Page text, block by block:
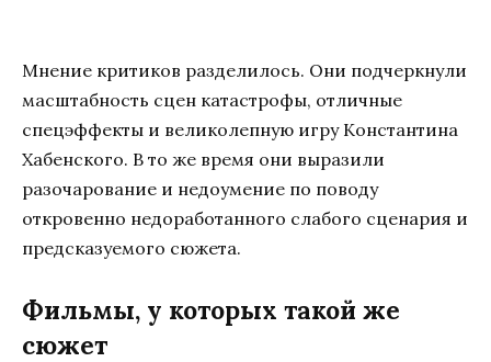
Мнение критиков разделилось. Они подчеркнули
масштабность сцен катастрофы, отличные
спецэффекты и великолепную игру Константина
Хабенского. В то же время они выразили
разочарование и недоумение по поводу
откровенно недоработанного слабого сценария и
предсказуемого сюжета.
Фильмы, у которых такой же
сюжет